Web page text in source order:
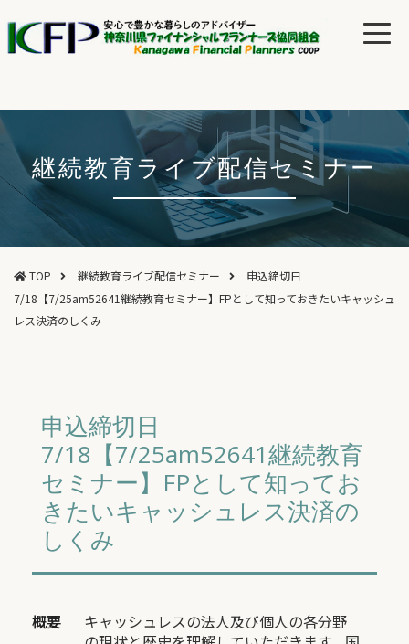
継続教育ライブ配信セミナー
TOP 継続教育ライブ配信セミナー
申込締切日
7/18【7/25am52641継続教育セミナー】FPとして知っておきたいキャッシュ
レス決済のしくみ
申込締切日
7/18【7/25am52641継続教育
セミナー】FPとして知ってお
きたいキャッシュレス決済の
しくみ
概要
キャッシュレスの法人及び個人の各分野